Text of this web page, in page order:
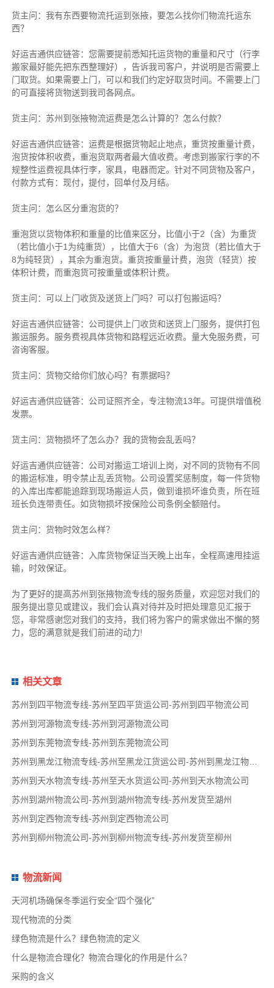
货主问：我有东西要物流托运到张掖，要怎么找你们物流托运东
西？
好运吉通供应链答：您需要提前悉知托运货物的重量和尺寸（行李
搬家最好能先把东西整理好），告诉我司客户，并说明是否需要上
门取货。如果需要上门，可以和我们约定好取货时间。不需要上门
的可直接将货物送到我司各网点。
货主问：苏州到张掖物流运费是怎么计算的？怎么付款？
好运吉通供应链答：运费是根据货物起止地点，重货按重量计费，
泡货按体积收费，重泡货取两者最大值收费。考虑到搬家行李的不
规整性运费视具体行李，家具，电器而定。针对不同货物及客户，
付款方式有：现付，提付，回单付及月结。
货主问：怎么区分重泡货的？
重泡货以货物体积和重量的比值来区分，比值小于2（含）为重货
（若比值小于1为纯重货），比值大于6（含）为泡货（若比值大于
8为纯轻货），其余为重泡货。重货按重量计费，泡货（轻货）按
体积计费，而重泡货可按重量或体积计费。
货主问：可以上门收货及送货上门吗？可以打包搬运吗？
好运吉通供应链答：公司提供上门收货和送货上门服务，提供打包
搬运服务。服务费视具体货物和路程远近收费。量大免服务费，可
咨询客服。
货主问：货物交给你们放心吗？有票据吗？
好运吉通供应链答：公司证照齐全，专注物流13年。可提供增值税
发票。
货主问：货物损坏了怎么办？我的货物会乱丢吗？
好运吉通供应链答：公司对搬运工培训上岗，对不同的货物有不同
的搬运标准，明令禁止乱丢货物。公司设置奖惩制度，每一件货物
的入库出库都能追踪到现场搬运人员，做到谁损坏谁负责，所在班
班长负连带责任。如货物损坏按保险公司条例全额赔付。
货主问：货物时效怎么样？
好运吉通供应链答：入库货物保证当天晚上出车，全程高速甩挂运
输，时效保证。
为了更好的提高苏州到张掖物流专线的服务质量，欢迎您对我们的
服务提出意见或建议，我们会认真对待并及时把处理意见汇报于
您，非常感谢您对我们的支持，我们将为客户的需求做出不懈的努
力，您的满意就是我们前进的动力!
相关文章
苏州到四平物流专线-苏州至四平货运公司-苏州到四平物流公司
苏州到河源物流专线-苏州到河源物流公司
苏州到东莞物流专线-苏州到东莞物流公司
苏州到黑龙江物流专线-苏州至黑龙江货运公司-苏州到黑龙江物流公司
苏州到天水物流专线-苏州至天水货运公司-苏州到天水物流公司
苏州到湖州物流公司-苏州到湖州物流专线-苏州发货至湖州
苏州到定西物流专线-苏州到定西物流公司
苏州到柳州物流公司-苏州到柳州物流专线-苏州发货至柳州
物流新闻
天河机场确保冬季运行安全“四个强化”
现代物流的分类
绿色物流是什么？绿色物流的定义
什么是物流合理化？物流合理化的作用是什么？
采购的含义